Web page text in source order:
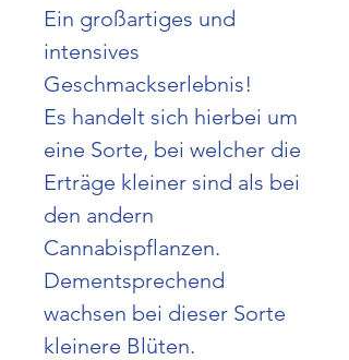
Ein großartiges und
intensives
Geschmackserlebnis!
Es handelt sich hierbei um
eine Sorte, bei welcher die
Erträge kleiner sind als bei
den andern
Cannabispflanzen.
Dementsprechend
wachsen bei dieser Sorte
kleinere Blüten.